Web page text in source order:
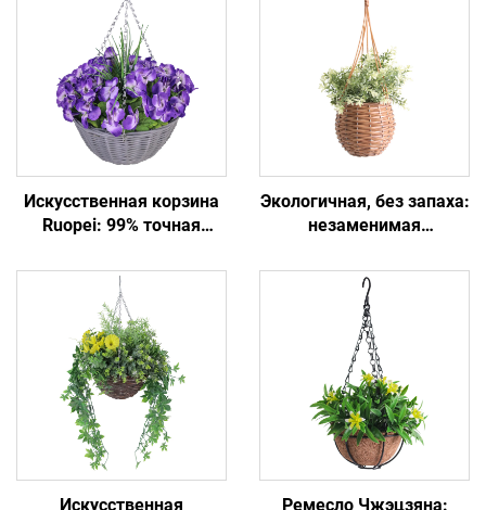
Искусственная корзина
Ruopei: 99% точная
цветов
Экологичная, без запаха:
незаменимая
цветочная корзина
Искусственная Ремесло Чжэцзяна: